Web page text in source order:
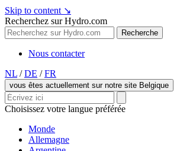
Skip to content ↘
Recherchez sur Hydro.com
Recherche
Nous contacter
NL / DE / FR
vous êtes actuellement sur notre site Belgique
Choisissez votre langue préférée
Monde
Allemagne